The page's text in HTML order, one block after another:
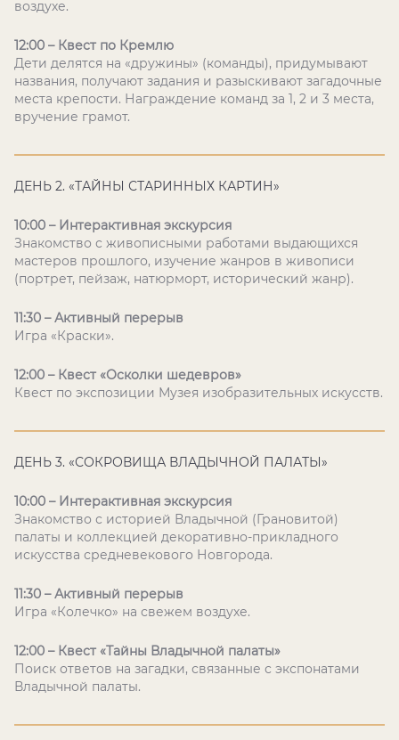
воздухе.
12:00 – Квест по Кремлю
Дети делятся на «дружины» (команды), придумывают
названия, получают задания и разыскивают загадочные
места крепости. Награждение команд за 1, 2 и 3 места,
вручение грамот.
ДЕНЬ 2. «ТАЙНЫ СТАРИННЫХ КАРТИН»
10:00 – Интерактивная экскурсия
Знакомство с живописными работами выдающихся
мастеров прошлого, изучение жанров в живописи
(портрет, пейзаж, натюрморт, исторический жанр).
11:30 – Активный перерыв
Игра «Краски».
12:00 – Квест «Осколки шедевров»
Квест по экспозиции Музея изобразительных искусств.
ДЕНЬ 3. «СОКРОВИЩА ВЛАДЫЧНОЙ ПАЛАТЫ»
10:00 – Интерактивная экскурсия
Знакомство с историей Владычной (Грановитой)
палаты и коллекцией декоративно-прикладного
искусства средневекового Новгорода.
11:30 – Активный перерыв
Игра «Колечко» на свежем воздухе.
12:00 – Квест «Тайны Владычной палаты»
Поиск ответов на загадки, связанные с экспонатами
Владычной палаты.